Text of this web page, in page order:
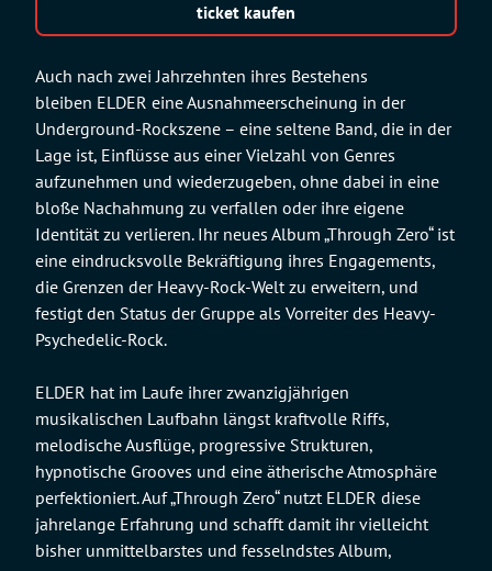
Auch nach zwei Jahrzehnten ihres Bestehens
bleiben ELDER eine Ausnahmeerscheinung in der
Underground-Rockszene – eine seltene Band, die in der
Lage ist, Einflüsse aus einer Vielzahl von Genres
aufzunehmen und wiederzugeben, ohne dabei in eine
bloße Nachahmung zu verfallen oder ihre eigene
Identität zu verlieren. Ihr neues Album „Through Zero“ ist
eine eindrucksvolle Bekräftigung ihres Engagements,
die Grenzen der Heavy-Rock-Welt zu erweitern, und
festigt den Status der Gruppe als Vorreiter des Heavy-
Psychedelic-Rock.
ELDER hat im Laufe ihrer zwanzigjährigen
musikalischen Laufbahn längst kraftvolle Riffs,
melodische Ausflüge, progressive Strukturen,
hypnotische Grooves und eine ätherische Atmosphäre
perfektioniert. Auf „Through Zero“ nutzt ELDER diese
jahrelange Erfahrung und schafft damit ihr vielleicht
bisher unmittelbarstes und fesselndstes Album,
ticket kaufen